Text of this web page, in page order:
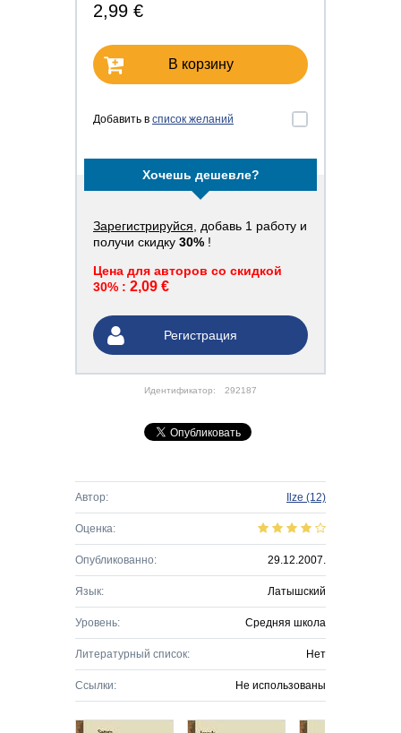
2,99 €
В корзину
Добавить в список желаний
Хочешь дешевле?
Зарегистрируйся , добавь 1 работу и
получи скидку 30% !
Цена для авторов со скидкой
30% : 2,09 €
Регистрация
Идентификатор: 292187
Автор: Ilze (12)
Оценка:
Опубликованно: 29.12.2007.
Язык: Латышский
Уровень: Средняя школа
Литературный список: Нет
Ссылки: Не использованы